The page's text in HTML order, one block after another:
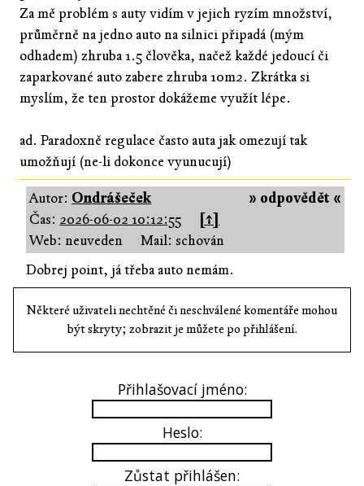
Za mě problém s auty vidím v jejich ryzím množství,
průměrně na jedno auto na silnici připadá (mým
odhadem) zhruba 1.5 člověka, načež každé jedoucí či
zaparkované auto zabere zhruba 10m2. Zkrátka si
myslím, že ten prostor dokážeme využít lépe.
ad. Paradoxně regulace často auta jak omezují tak
umožňují (ne-li dokonce vyunucují)
» odpovědět «
Autor: Ondrášeček
Čas: 2026-06-02 10:12:55
[↑]
Web: neuveden
Mail: schován
Dobrej point, já třeba auto nemám.
Některé uživateli nechtěné či neschválené komentáře mohou
být skryty; zobrazit je můžete po přihlášení.
Přihlašovací jméno:
Heslo:
Zůstat přihlášen: